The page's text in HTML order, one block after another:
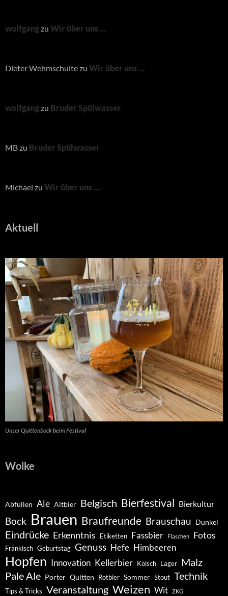
wolfgangzu Wir über uns …
Dieter Wehmschultezu Wir über uns …
wolfgangzu Bruder Spülwasser
MBzu Bruder Spülwasser
Michael zu Wir über uns …
Aktuell
Unser Quittenbock beim Festival
Wolke
Abfüllen Ale Altbier Belgisch Bierfestival Bierkultur
Bock Brauen Braufreunde Brauschau Dunkel
Eindrücke Erkenntnis Etiketten Fassbier Flaschen Fotos
Fränkisch Geburtstag Genuss Hefe Himbeeren
Hopfen Innovation Kellerbier Kölsch Lager Malz
Pale Ale Porter Quitten Rotbier Sommer Stout Technik
Tips & Tricks Veranstaltung Weizen Wit ZKG